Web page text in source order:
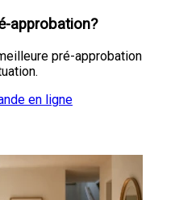
approbation?
pré-approbation
en ligne